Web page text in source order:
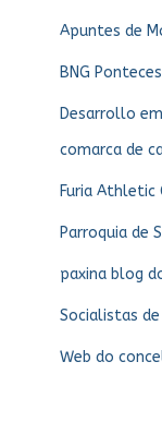
Apuntes de
BNG
Desarrollo
comarca de
Furia Athletic
Parroquia de
paxina blog
Socialistas
Web do